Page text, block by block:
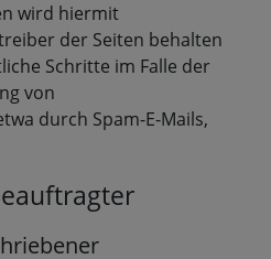
wird hiermit
der Seiten behalten
Schritte im Falle der
von
durch Spam-E-Mails,